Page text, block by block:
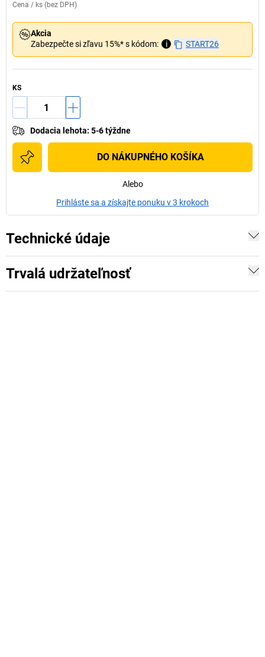
Cena / ks (bez DPH)
Akcia
Zabezpečte si zľavu 15%* s kódom:
i START26
KS
Dodacia lehota: 5-6 týždne
DO NÁKUPNÉHO KOŠÍKA
Alebo
Prihláste sa a získajte ponuku v 3 krokoch
Technické údaje
Trvalá udržateľnosť